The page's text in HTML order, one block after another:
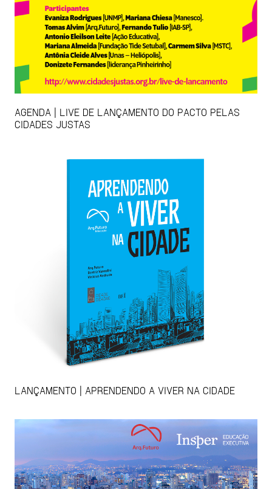
AGENDA | LIVE DE LANÇAMENTO DO PACTO PELAS
CIDADES JUSTAS
LANÇAMENTO | APRENDENDO A VIVER NA CIDADE